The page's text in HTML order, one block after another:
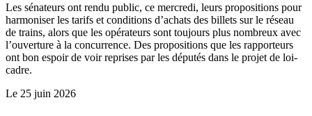
Les sénateurs ont rendu public, ce mercredi, leurs propositions pour
harmoniser les tarifs et conditions d’achats des billets sur le réseau
de trains, alors que les opérateurs sont toujours plus nombreux avec
l’ouverture à la concurrence. Des propositions que les rapporteurs
ont bon espoir de voir reprises par les députés dans le projet de loi-
cadre.
Le 25 juin 2026